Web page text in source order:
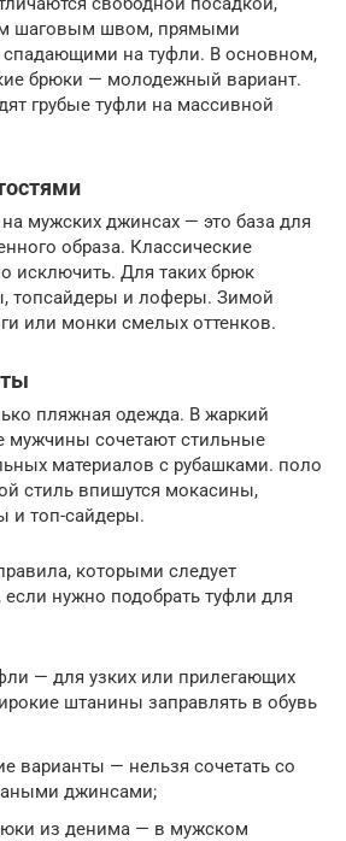
шаговым швом, прямыми
на туфли. В основном,
брюки — молодежный вариант.
грубые туфли на массивной
мужских джинсах — это база для
образа. Классические
исключить. Для таких брюк
топсайдеры и лоферы. Зимой
или монки смелых оттенков.
пляжная одежда. В жаркий
мужчины сочетают стильные
материалов с рубашками. поло
стиль впишутся мокасины,
и топ-сайдеры.
которыми следует
если нужно подобрать туфли для
— для узких или прилегающих
штанины заправлять в обувь
варианты — нельзя сочетать со
джинсами;
из денима — в мужском